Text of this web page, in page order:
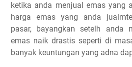
ketika anda menjual emas yang
harga emas yang anda
pasar, bayangkan setelh anda
emas naik drastis seperti di
banyak keuntungan yang adna